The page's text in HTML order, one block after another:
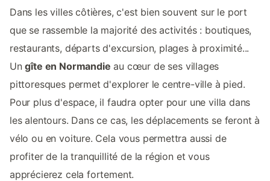
Dans les villes côtières, c'est bien souvent sur le port
que se rassemble la majorité des activités : boutiques,
restaurants, départs d'excursion, plages à proximité...
Ungîte en Normandie au cœur de ses villages
pittoresques permet d'explorer le centre-ville à pied.
Pour plus d'espace, il faudra opter pour une villa dans
les alentours. Dans ce cas, les déplacements se feront à
vélo ou en voiture. Cela vous permettra aussi de
profiter de la tranquillité de la région et vous
apprécierez cela fortement.